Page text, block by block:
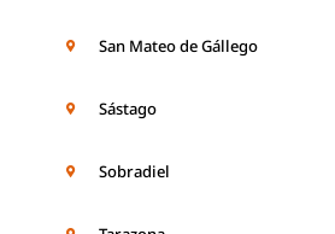
San Mateo de Gállego
Sástago
Sobradiel